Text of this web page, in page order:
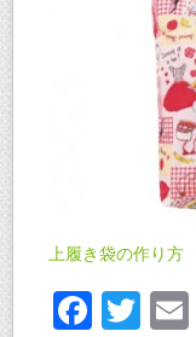
上履き袋の作り方
F T